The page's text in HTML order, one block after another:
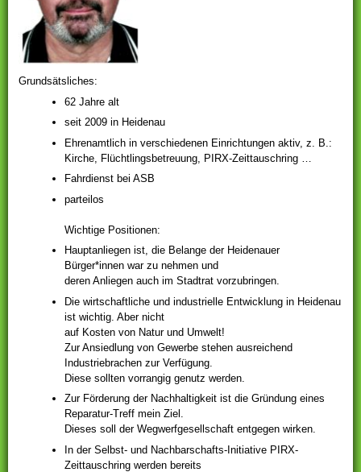
Grundsätsliches:
62 Jahre alt
seit 2009 in Heidenau
Ehrenamtlich in verschiedenen Einrichtungen aktiv, z. B.:
Kirche, Flüchtlingsbetreuung, PIRX-Zeittauschring …
Fahrdienst bei ASB
parteilos
Wichtige Positionen:
Hauptanliegen ist, die Belange der Heidenauer
Bürger*innen war zu nehmen und
deren Anliegen auch im Stadtrat vorzubringen.
Die wirtschaftliche und industrielle Entwicklung in Heidenau
ist wichtig. Aber nicht
auf Kosten von Natur und Umwelt!
Zur Ansiedlung von Gewerbe stehen ausreichend
Industriebrachen zur Verfügung.
Diese sollten vorrangig genutz werden.
Zur Förderung der Nachhaltigkeit ist die Gründung eines
Reparatur-Treff mein Ziel.
Dieses soll der Wegwerfgesellschaft entgegen wirken.
In der Selbst- und Nachbarschafts-Initiative PIRX-
Zeittauschring werden bereits